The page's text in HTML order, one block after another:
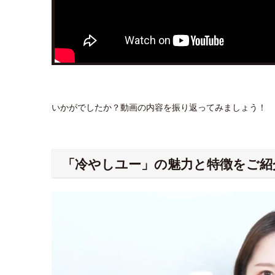
いかがでしたか？動画の内容を振り返ってみましょう！
「冷やしユー」の魅力と特徴をご